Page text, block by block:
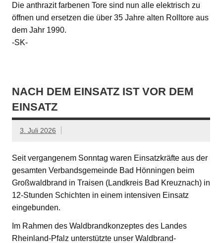
Die anthrazit farbenen Tore sind nun alle elektrisch zu
öffnen und ersetzen die über 35 Jahre alten Rolltore aus
dem Jahr 1990.
-SK-
NACH DEM EINSATZ IST VOR DEM
EINSATZ
3. Juli 2026
Seit vergangenem Sonntag waren Einsatzkräfte aus der
gesamten Verbandsgemeinde Bad Hönningen beim
Großwaldbrand in Traisen (Landkreis Bad Kreuznach) in
12-Stunden Schichten in einem intensiven Einsatz
eingebunden.
Im Rahmen des Waldbrandkonzeptes des Landes
Rheinland-Pfalz unterstützte unser Waldbrand-